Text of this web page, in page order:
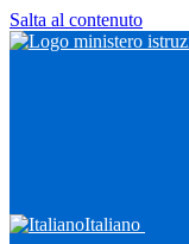
Salta al contenuto
Italiano